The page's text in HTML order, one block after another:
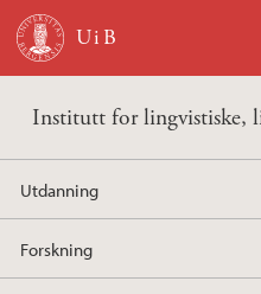
Hopp til hovedinnhold
Institutt for lingvistiske,
Utdanning
Forskning